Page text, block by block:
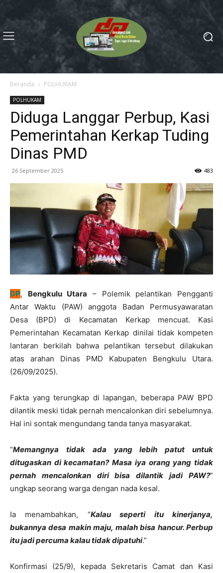
Beranda POLHUKAM
POLHUKAM
Diduga Langgar Perbup, Kasi
Pemerintahan Kerkap Tuding
Dinas PMD
26 September 2025 483
DP, Bengkulu Utara – Polemik pelantikan Pengganti
Antar Waktu (PAW) anggota Badan Permusyawaratan
Desa (BPD) di Kecamatan Kerkap mencuat. Kasi
Pemerintahan Kecamatan Kerkap dinilai tidak kompeten
lantaran berkilah bahwa pelantikan tersebut dilakukan
atas arahan Dinas PMD Kabupaten Bengkulu Utara.
(26/09/2025).
Fakta yang terungkap di lapangan, beberapa PAW BPD
dilantik meski tidak pernah mencalonkan diri sebelumnya.
Hal ini sontak mengundang tanda tanya masyarakat.
“Memangnya tidak ada yang lebih patut untuk
ditugaskan di kecamatan? Masa iya orang yang tidak
pernah mencalonkan diri bisa dilantik jadi PAW?”
ungkap seorang warga dengan nada kesal.
Ia menambahkan, “Kalau seperti itu kinerjanya,
bukannya desa makin maju, malah bisa hancur. Perbup
itu jadi percuma kalau tidak dipatuhi.”
Konfirmasi (25/9), kepada Sekretaris Camat dan Kasi